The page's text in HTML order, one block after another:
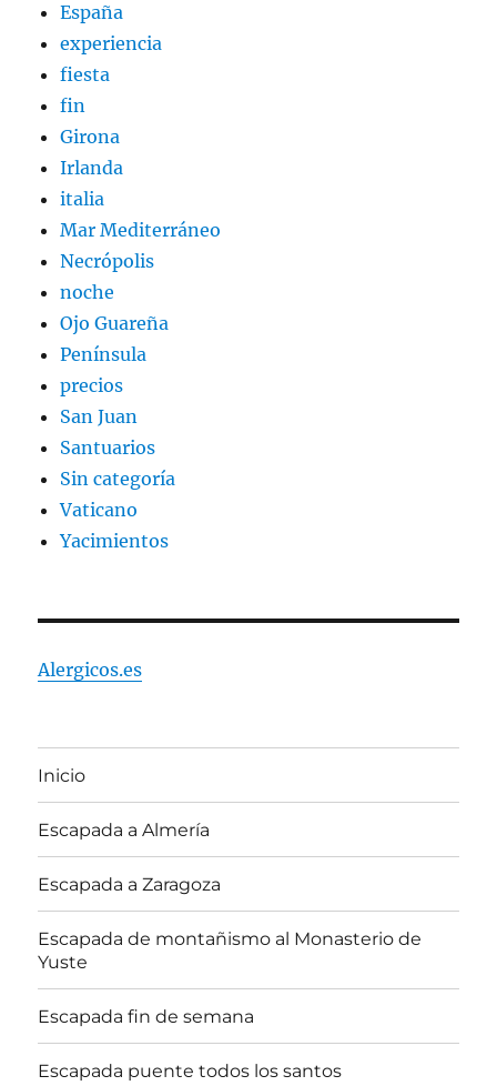
España
experiencia
fiesta
fin
Girona
Irlanda
italia
Mar Mediterráneo
Necrópolis
noche
Ojo Guareña
Península
precios
San Juan
Santuarios
Sin categoría
Vaticano
Yacimientos
Alergicos.es
Inicio
Escapada a Almería
Escapada a Zaragoza
Escapada de montañismo al Monasterio de
Yuste
Escapada fin de semana
Escapada puente todos los santos